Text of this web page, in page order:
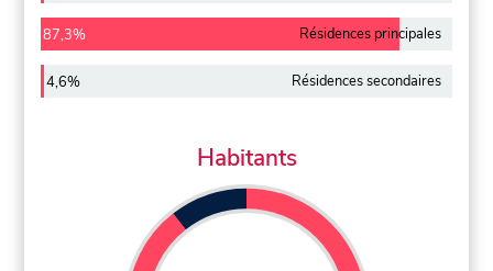
87,3% Résidences principales
4,6% Résidences secondaires
Habitants